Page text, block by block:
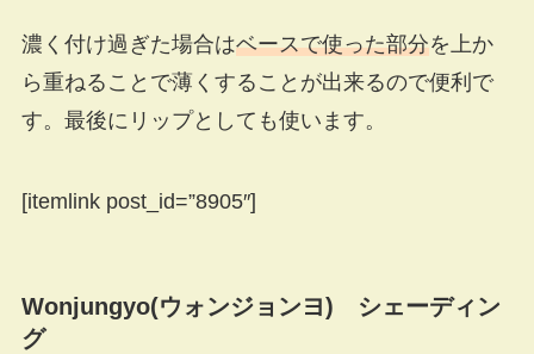
濃く付け過ぎた場合はベースで使った部分を上か
ら重ねることで薄くすることが出来るので便利で
す。最後にリップとしても使います。
[itemlink post_id=”8905″]
Wonjungyo(ウォンジョンヨ) シェーディン
グ